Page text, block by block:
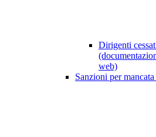
Dirigenti
web)
Sanzioni per